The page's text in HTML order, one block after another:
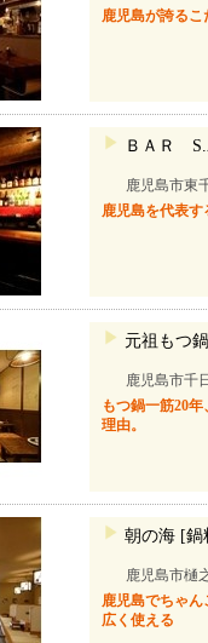
鹿児島が誇る
ＢＡＲ
鹿児島市東
鹿児島を代表
元祖もつ
鹿児島市千
もつ鍋一筋20
理由。
朝の海 [鍋
鹿児島市樋
鹿児島でちゃ
広く使える